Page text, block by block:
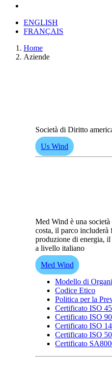
ENGLISH
FRANÇAIS
Home
Aziende
Società di Diritto
Us Wind
Med Wind è una
costa, il parco
produzione di energia,
a livello italiano
Med Wind
Modello di
Codice Etico
Politica per la
Certificato ISO
Certificato ISO
Certificato ISO
Certificato ISO
Certificato